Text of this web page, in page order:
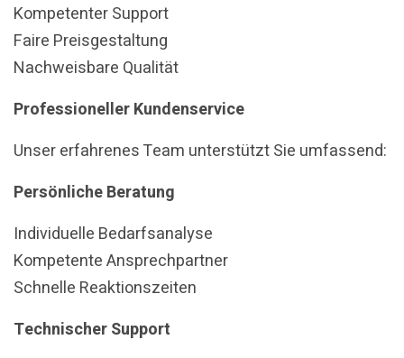
Kompetenter Support
Faire Preisgestaltung
Nachweisbare Qualität
Professioneller Kundenservice
Unser erfahrenes Team unterstützt Sie umfassend:
Persönliche Beratung
Individuelle Bedarfsanalyse
Kompetente Ansprechpartner
Schnelle Reaktionszeiten
Technischer Support